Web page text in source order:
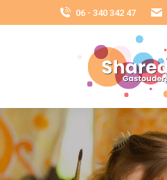
06 - 340 342 47